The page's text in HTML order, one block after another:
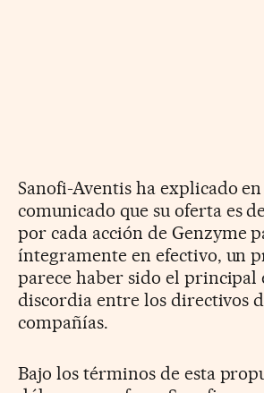
Sanofi-Aventis ha explicado
comunicado que su oferta es
por cada acción de Genzyme
íntegramente en efectivo, un
parece haber sido el principal
discordia entre los directivos
compañías.
Bajo los términos de esta